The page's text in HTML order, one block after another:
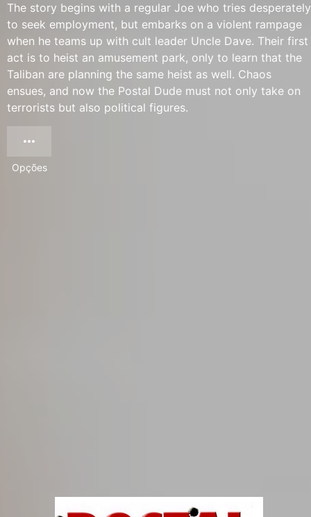
The story begins with a regular Joe who tries desperately
to seek employment, but embarks on a violent rampage
when he teams up with cult leader Uncle Dave. Their first
act is to heist an amusement park, only to learn that the
Taliban are planning the same heist as well. Chaos
ensues, and now the Postal Dude must not only take on
terrorists but also political figures.
Opções